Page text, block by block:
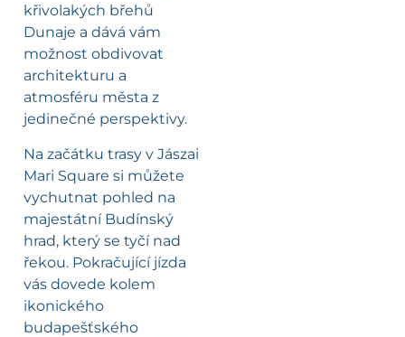
křivolakých břehů
Dunaje a dává vám
možnost obdivovat
architekturu a
atmosféru města z
jedinečné perspektivy.
Na začátku trasy v Jászai
Mari Square si můžete
vychutnat pohled na
majestátní Budínský
hrad, který se tyčí nad
řekou. Pokračující jízda
vás dovede kolem
ikonického
budapešťského